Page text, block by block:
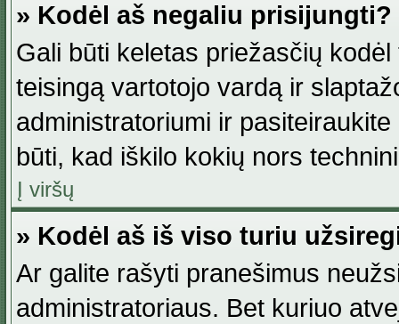
» Kodėl aš negaliu prisijungti?
Gali būti keletas priežasčių
teisingą vartotojo vardą ir
administratoriumi ir
būti, kad iškilo kokių nors
Į viršų
» Kodėl aš iš viso turiu
Ar galite rašyti pranešimus
administratoriaus. Bet kuriuo